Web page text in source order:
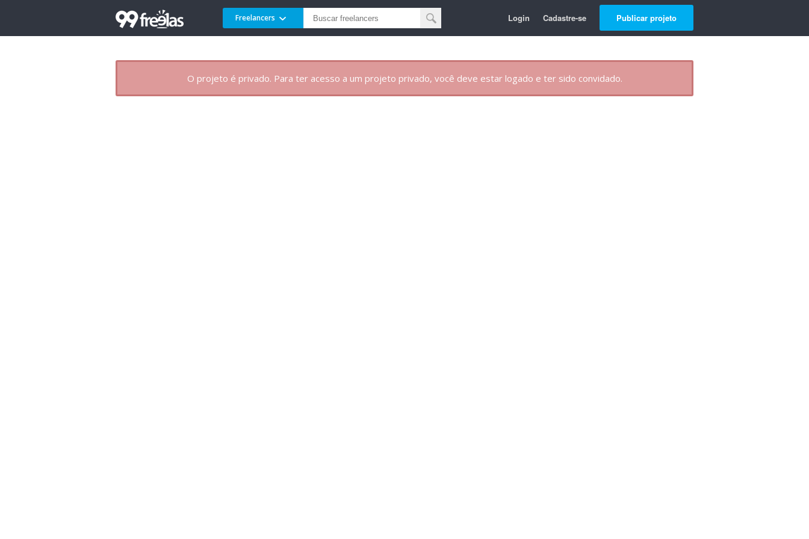
Freelancers Login Cadastre-se Publicar projeto
O projeto é privado. Para ter acesso a um projeto privado, você deve estar logado e ter sido convidado.